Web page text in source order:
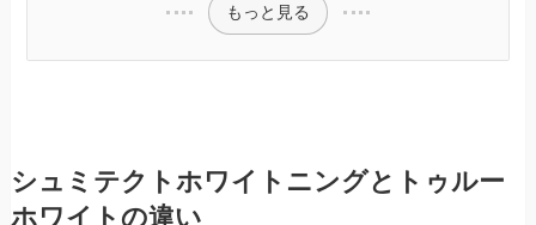
もっと見る
シュミテクトホワイトニングとトゥルー
ホワイトの違い